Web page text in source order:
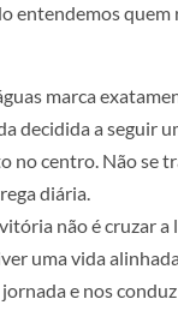
entendemos quem
marca
decidida a seguir
no centro. Não se
diária.
não é cruzar a
uma vida
e nos